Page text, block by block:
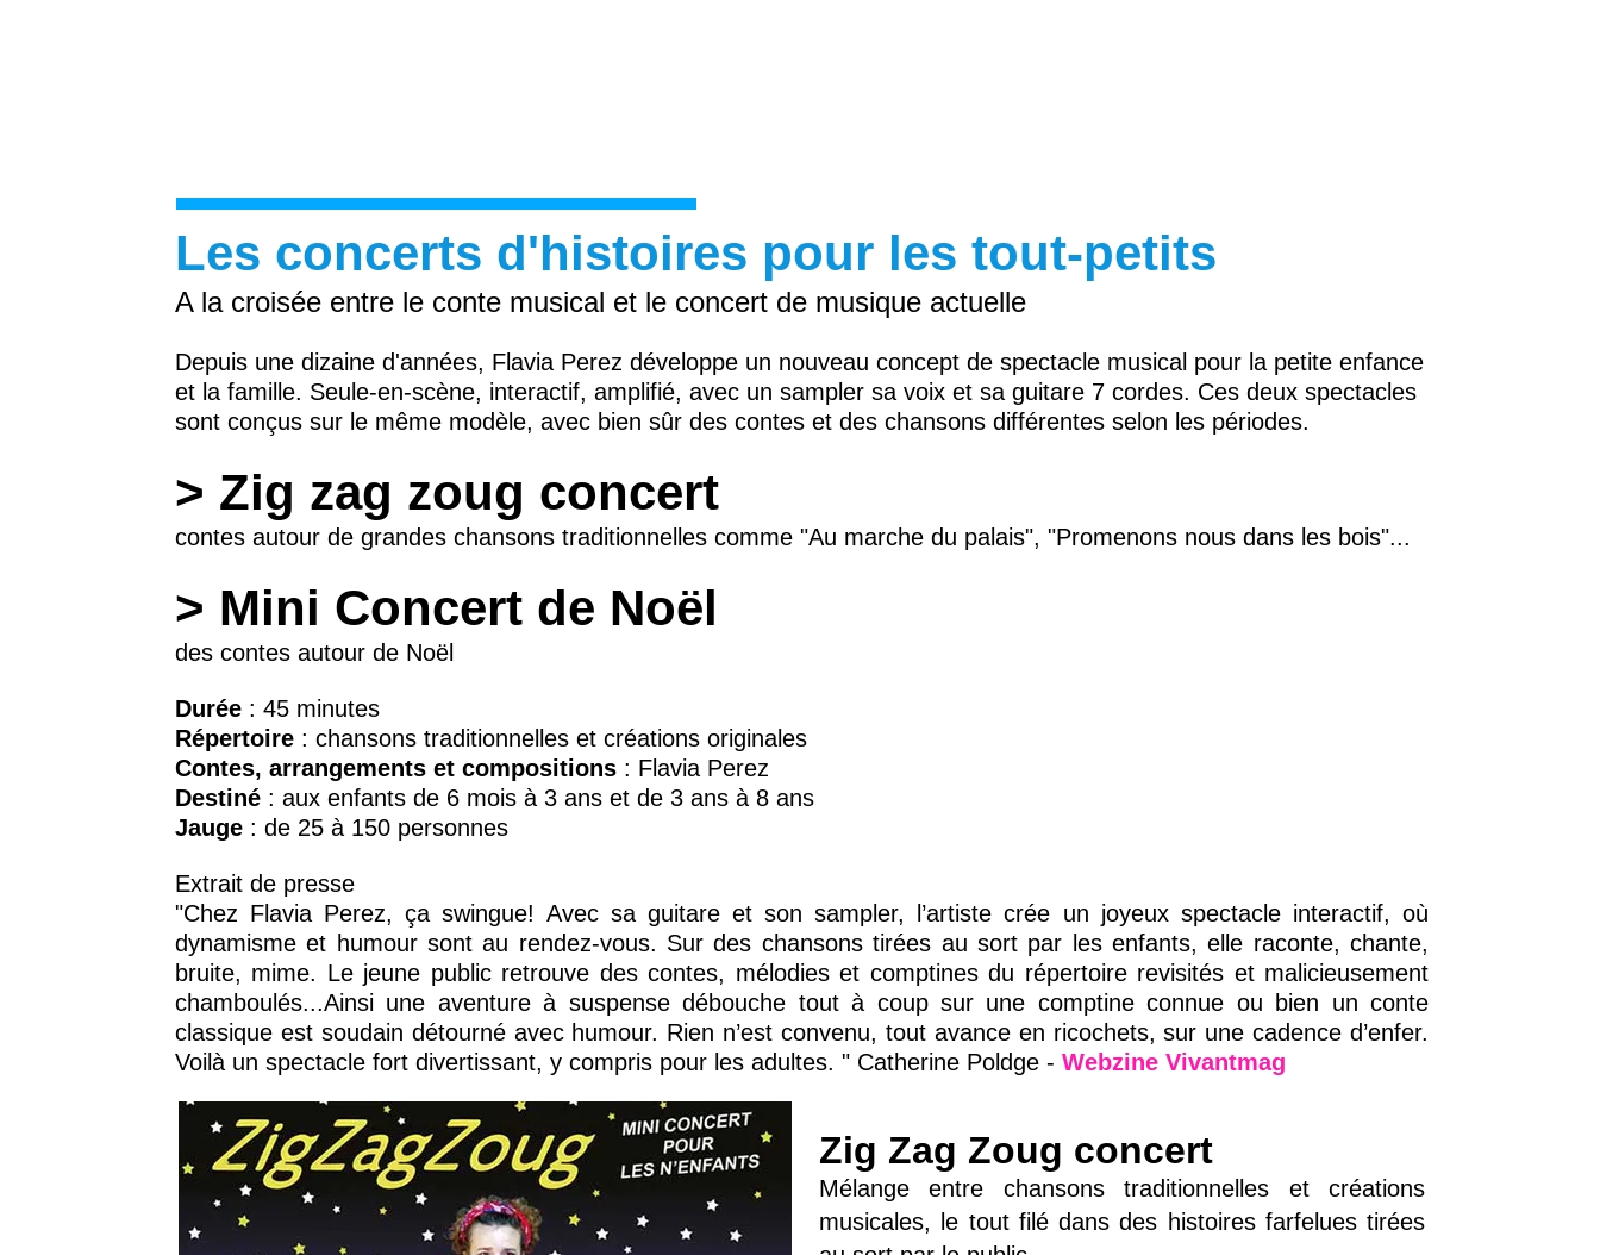
Les concerts d'histoires pour les tout-petits
A la croisée entre le conte musical et le concert de musique actuelle
Depuis une dizaine d'années, Flavia Perez développe un nouveau concept de spectacle musical pour la petite enfance
et la famille. Seule-en-scène, interactif, amplifié, avec un sampler sa voix et sa guitare 7 cordes. Ces deux spectacles
sont conçus sur le même modèle, avec bien sûr des contes et des chansons différentes selon les périodes.
> Zig zag zoug concert
contes autour de grandes chansons traditionnelles comme "Au marche du palais", "Promenons nous dans les bois"...
> Mini Concert de Noël
des contes autour de Noël
Durée : 45 minutes
Répertoire : chansons traditionnelles et créations originales
Contes, arrangements et compositions : Flavia Perez
Destiné : aux enfants de 6 mois à 3 ans et de 3 ans à 8 ans
Jauge : de 25 à 150 personnes
Extrait de presse
"Chez Flavia Perez, ça swingue! Avec sa guitare et son sampler, l’artiste crée un joyeux spectacle interactif, où
dynamisme et humour sont au rendez-vous. Sur des chansons tirées au sort par les enfants, elle raconte, chante,
bruite, mime. Le jeune public retrouve des contes, mélodies et comptines du répertoire revisités et malicieusement
chamboulés...Ainsi une aventure à suspense débouche tout à coup sur une comptine connue ou bien un conte
classique est soudain détourné avec humour. Rien n’est convenu, tout avance en ricochets, sur une cadence d’enfer.
Voilà un spectacle fort divertissant, y compris pour les adultes. " Catherine Poldge - Webzine Vivantmag
Zig Zag Zoug concert
Mélange entre chansons traditionnelles et créations
musicales, le tout filé dans des histoires farfelues tirées